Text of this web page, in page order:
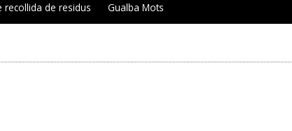
recollida de residus Gualba Mots